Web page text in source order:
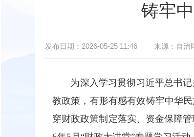
铸牢
发布日期： 2026-05-25 11:46 来源： 自治
为深入学习贯彻习近平总书
教政策，有形有感有效铸牢中华
穿财政政策制定落实、资金保障